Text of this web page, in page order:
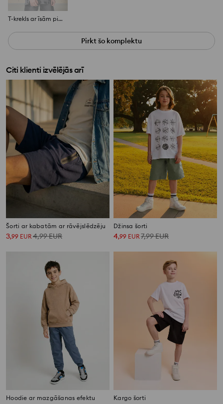
T-krekls ar īsām piedurknēm
Pirkt šo komplektu
Citi klienti izvēlējās arī
Šorti ar kabatām ar rāvējslēdzēju
3,99 EUR4,99EUR
Džinsa šorti
4,99 EUR7,99EUR
Hoodie ar mazgāšanas efektu Kargo šorti